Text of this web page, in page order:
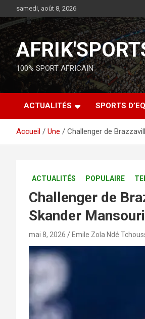
samedi, août 8, 2026
100% SPORT AFRICAIN
ACTUALITÉS SPORTS
Accueil Une Challenger de
ACTUALITÉS POPULAIRE
Challenger de
Skander
mai 8, 2026 Emile Zola Ndé